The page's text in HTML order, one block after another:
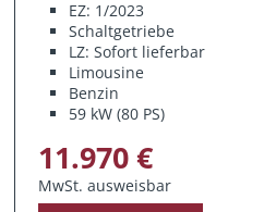
EZ: 1/2023
Schaltgetriebe
LZ: Sofort lieferbar
Limousine
Benzin
59 kW (80 PS)
11.970 €
MwSt. ausweisbar